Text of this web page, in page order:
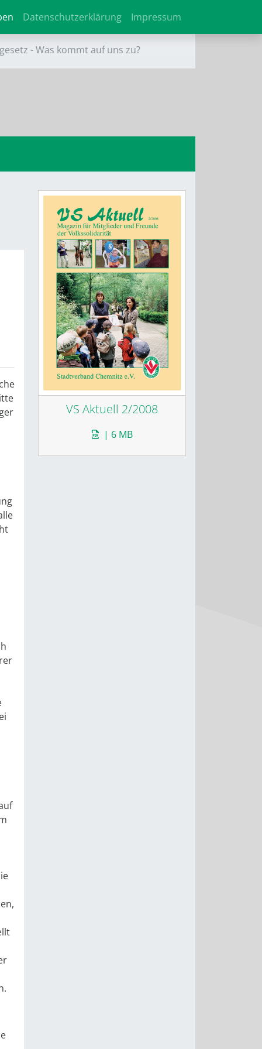
Datenschutzerklärung Impressum
- Was kommt auf uns zu?
VS Aktuell 2/2008
| 6 MB